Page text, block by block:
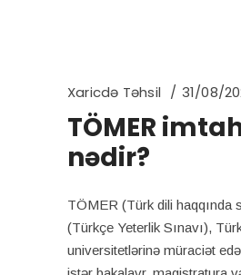
Xaricdə Təhsil 31/08/
TÖMER
nədir?
TÖMER (Türk dili haqqında
(Türkçe Yeterlik Sınavı),
universitetlərinə müraciət